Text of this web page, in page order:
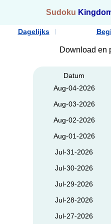
Sudoku
Dagelijks
Download en
Datum
Aug-04-2026
Aug-03-2026
Aug-02-2026
Aug-01-2026
Jul-31-2026
Jul-30-2026
Jul-29-2026
Jul-28-2026
Jul-27-2026